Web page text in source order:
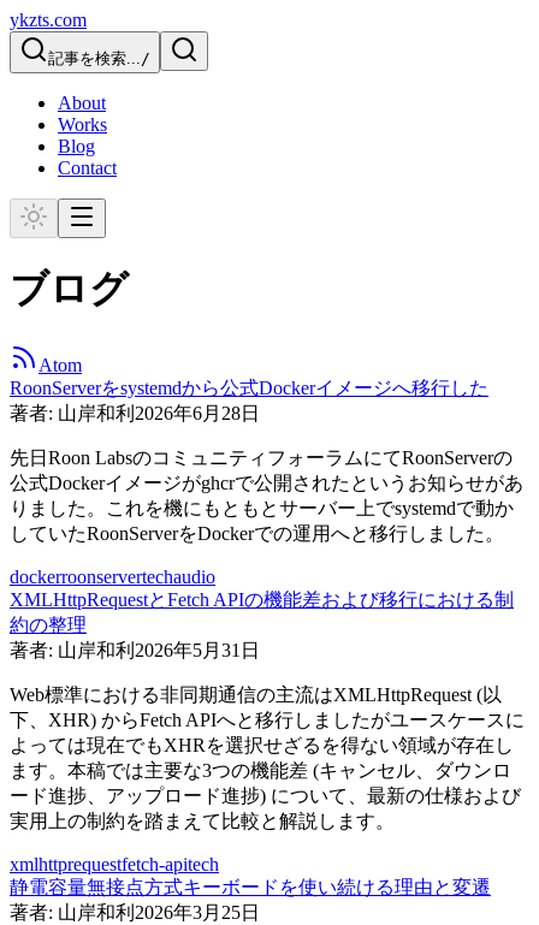
ykzts.com
記事を検索.../
About
Works
Blog
Contact
ブログ
Atom
RoonServerをsystemdから公式Dockerイメージへ移行した
著者: 山岸和利 2026年6月28日
先日Roon LabsのコミュニティフォーラムにてRoonServerの
公式Dockerイメージがghcrで公開されたというお知らせがあ
りました。これを機にもともとサーバー上でsystemdで動か
していたRoonServerをDockerでの運用へと移行しました。
dockerroonservertechaudio
XMLHttpRequestとFetch APIの機能差および移行における制
約の整理
著者: 山岸和利 2026年5月31日
Web標準における非同期通信の主流はXMLHttpRequest (以
下、XHR) からFetch APIへと移行しましたがユースケースに
よっては現在でもXHRを選択せざるを得ない領域が存在し
ます。本稿では主要な3つの機能差 (キャンセル、ダウンロ
ード進捗、アップロード進捗) について、最新の仕様および
実用上の制約を踏まえて比較と解説します。
xmlhttprequestfetch-apitech
静電容量無接点方式キーボードを使い続ける理由と変遷
著者: 山岸和利 2026年3月25日